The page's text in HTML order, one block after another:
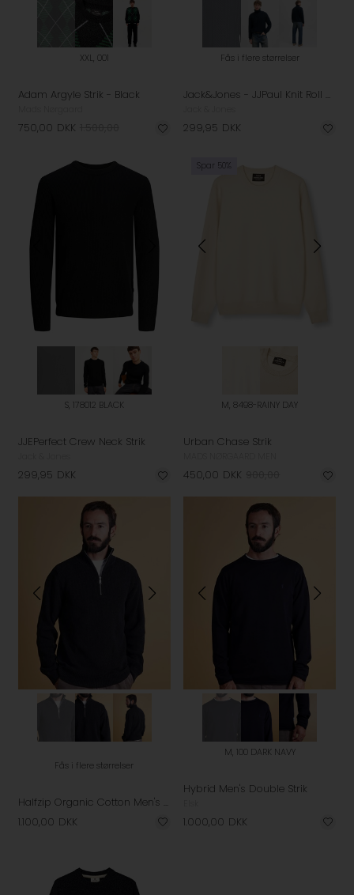
XXL, 001
Adam Argyle Strik - Black
750,00 DKK
Fås i flere størrelser
Jack&Jones - JJPaul Knit Roll Neck Strik
299,95 DKK
S, 178012 BLACK
JJEPerfect Crew Neck Strik
299,95 DKK
Spar 50%
M, 8498-RAINY DAY
Urban Chase Strik
450,00 DKK
Fås i flere størrelser
Halfzip Organic Cotton Men's Strik
1.100,00 DKK
M, 100 DARK NAVY
Hybrid Men's Double Strik
1.000,00 DKK